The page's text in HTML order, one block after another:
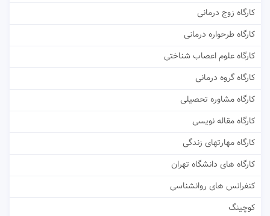
کارگاه زوج درمانی
کارگاه طرحواره درمانی
کارگاه علوم اعصاب شناختی
کارگاه گروه درمانی
کارگاه مشاوره تحصیلی
کارگاه مقاله نویسی
کارگاه مهارتهای زندگی
کارگاه های دانشگاه تهران
کنفرانس های روانشناسی
کوچینگ